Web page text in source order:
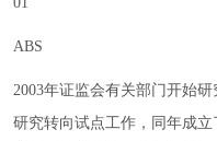
ABS
2003年证监会有关部门开始
研究转向试点工作，同年成